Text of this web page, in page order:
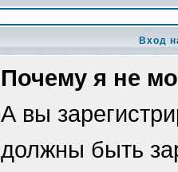
Вход
Почему я не
А вы
должны быть